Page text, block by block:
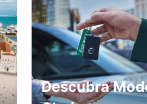
Descubra